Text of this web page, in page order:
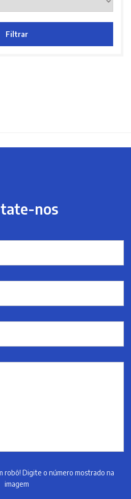
Filtrar
nos
robô! Digite o número mostrado na
imagem